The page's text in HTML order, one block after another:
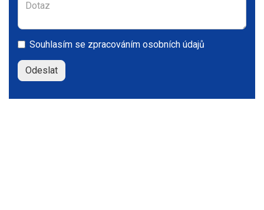
Souhlasím se zpracováním osobních údajů